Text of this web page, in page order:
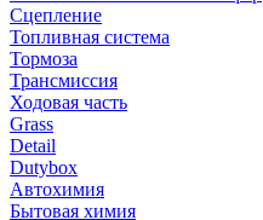
Сцепление
Топливная система
Тормоза
Трансмиссия
Ходовая часть
Grass
Detail
Dutybox
Автохимия
Бытовая химия